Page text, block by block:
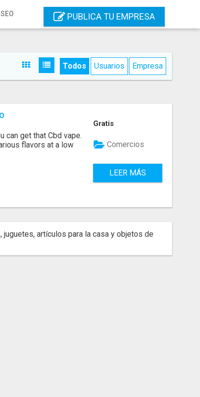
PUBLICA TU EMPRESA
Todos Usuarios Empresa
can get that Cbd vape.
flavors at a low
Gratis
Comercios
LEER MÁS
artículos para la casa y objetos de